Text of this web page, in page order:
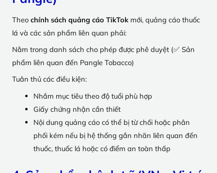
Theo chính sách quảng cáo TikTok mới, quảng cáo thuốc
lá và các sản phẩm liên quan phải:
Nằm trong danh sách cho phép được phê duyệt (✅ Sản
phẩm liên quan đến Pangle Tobacco)
Tuân thủ các điều kiện:
Nhắm mục tiêu theo độ tuổi phù hợp
Giấy chứng nhận cần thiết
Nội dung quảng cáo có thể bị từ chối hoặc phân
phối kém nếu bị hệ thống gắn nhãn liên quan đến
thuốc, thuốc lá hoặc có điểm an toàn thấp